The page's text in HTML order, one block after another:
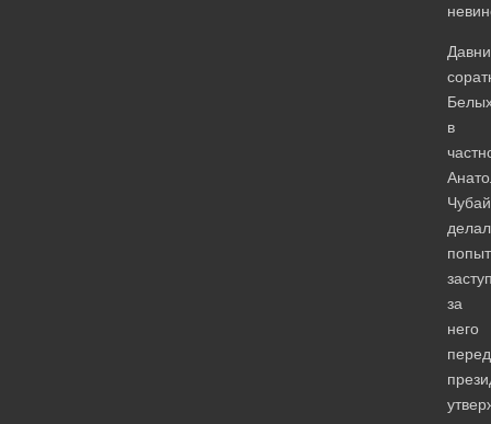
в
за
него
перед